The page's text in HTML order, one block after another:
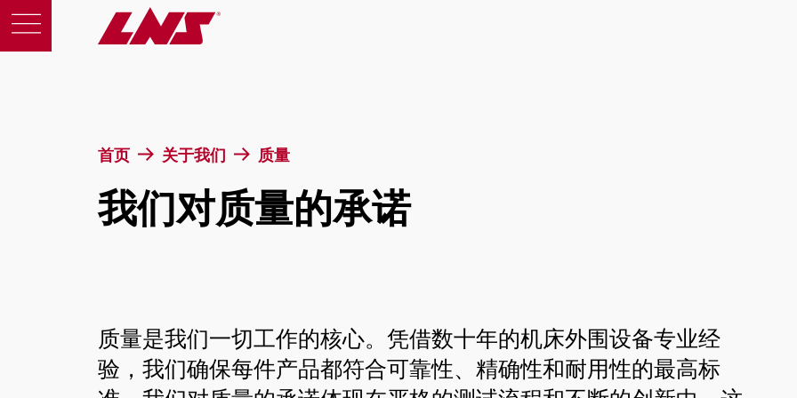
首页 关于我们 质量
我们对质量的承诺
质量是我们一切工作的核心。凭借数十年的机床外围设备专业经
验，我们确保每件产品都符合可靠性、精确性和耐用性的最高标
产品
支援
关于我们
征才